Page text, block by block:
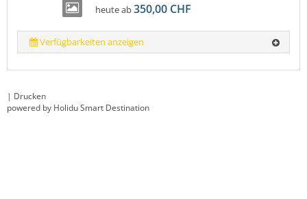
heute ab350,00 CHF
Verfügbarkeiten anzeigen
| Drucken
powered by Holidu Smart Destination